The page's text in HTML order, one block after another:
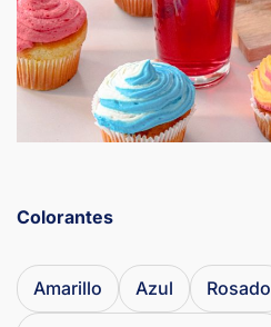
Colorantes
Amarillo Azul Rosado